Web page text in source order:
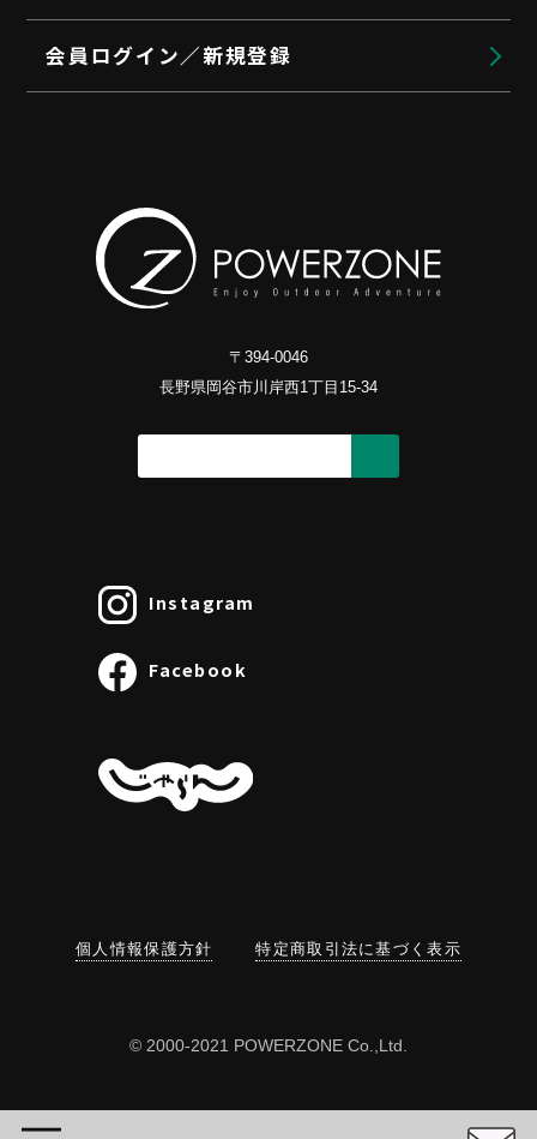
会員ログイン／新規登録
〒394-0046
長野県岡谷市川岸西1丁目15-34
Instagram
Facebook
個人情報保護方針 特定商取引法に基づく表示
© 2000-2021 POWERZONE Co.,Ltd.